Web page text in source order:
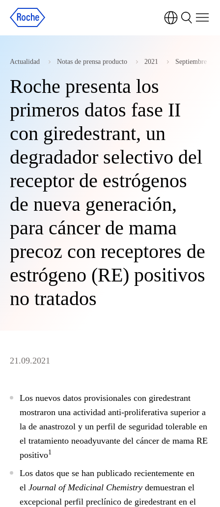
Actualidad Notas de prensa producto 2021 Septiembre
Roche presenta los
primeros datos fase II
con giredestrant, un
degradador selectivo del
receptor de estrógenos
de nueva generación,
para cáncer de mama
precoz con receptores de
estrógeno (RE) positivos
no tratados
21.09.2021
Los nuevos datos provisionales con giredestrant
mostraron una actividad anti-proliferativa superior a
la de anastrozol y un perfil de seguridad tolerable en
el tratamiento neoadyuvante del cáncer de mama RE
positivo1
Los datos que se han publicado recientemente en
el Journal of Medicinal Chemistry demuestran el
excepcional perfil preclínico de giredestrant en el